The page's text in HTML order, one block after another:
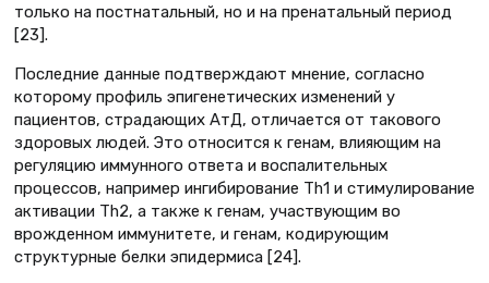
только на постнатальный, но и на пренатальный период
[23].
Последние данные подтверждают мнение, согласно
которому профиль эпигенетических изменений у
пациентов, страдающих АтД, отличается от такового
здоровых людей. Это относится к генам, влияющим на
регуляцию иммунного ответа и воспалительных
процессов, например ингибирование Th1 и стимулирование
активации Th2, а также к генам, участвующим во
врожденном иммунитете, и генам, кодирующим
структурные белки эпидермиса [24].